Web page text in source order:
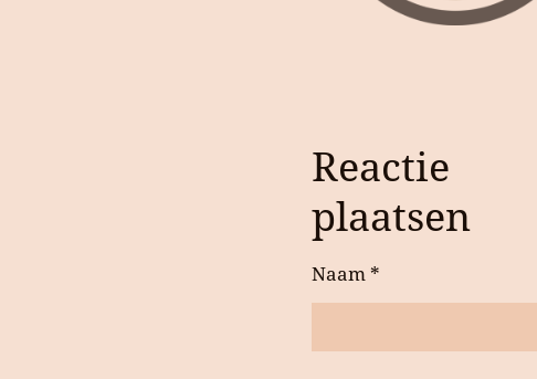
Reactie
plaatsen
Naam *